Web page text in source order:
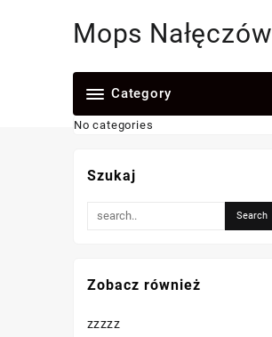
Mops Nałęczów
Category
No categories
Szukaj
Zobacz również
zzzzz